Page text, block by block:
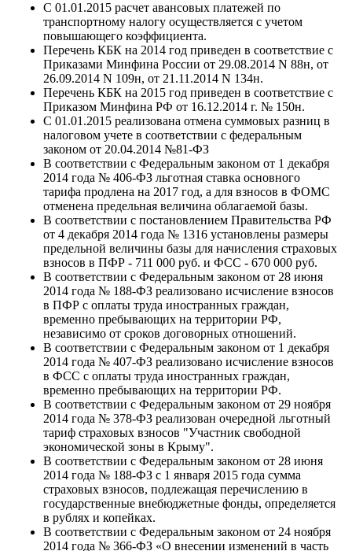
С 01.01.2015 расчет авансовых платежей по
транспортному налогу осуществляется с учетом
повышающего коэффициента.
Перечень КБК на 2014 год приведен в соответствие с
Приказами Минфина России от 29.08.2014 N 88н, от
26.09.2014 N 109н, от 21.11.2014 N 134н.
Перечень КБК на 2015 год приведен в соответствие с
Приказом Минфина РФ от 16.12.2014 г. № 150н.
С 01.01.2015 реализована отмена суммовых разниц в
налоговом учете в соответствии с федеральным
законом от 20.04.2014 №81-ФЗ
В соответствии с Федеральным законом от 1 декабря
2014 года № 406-ФЗ льготная ставка основного
тарифа продлена на 2017 год, а для взносов в ФОМС
отменена предельная величина облагаемой базы.
В соответствии с постановлением Правительства РФ
от 4 декабря 2014 года № 1316 установлены размеры
предельной величины базы для начисления страховых
взносов в ПФР - 711 000 руб. и ФСС - 670 000 руб.
В соответствии с Федеральным законом от 28 июня
2014 года № 188-ФЗ реализовано исчисление взносов
в ПФР с оплаты труда иностранных граждан,
временно пребывающих на территории РФ,
независимо от сроков договорных отношений.
В соответствии с Федеральным законом от 1 декабря
2014 года № 407-ФЗ реализовано исчисление взносов
в ФСС с оплаты труда иностранных граждан,
временно пребывающих на территории РФ.
В соответствии с Федеральным законом от 29 ноября
2014 года № 378-ФЗ реализован очередной льготный
тариф страховых взносов "Участник свободной
экономической зоны в Крыму".
В соответствии с Федеральным законом от 28 июня
2014 года № 188-ФЗ с 1 января 2015 года сумма
страховых взносов, подлежащая перечислению в
государственные внебюджетные фонды, определяется
в рублях и копейках.
В соответствии с Федеральным законом от 24 ноября
2014 года № 366-ФЗ «О внесении изменений в часть